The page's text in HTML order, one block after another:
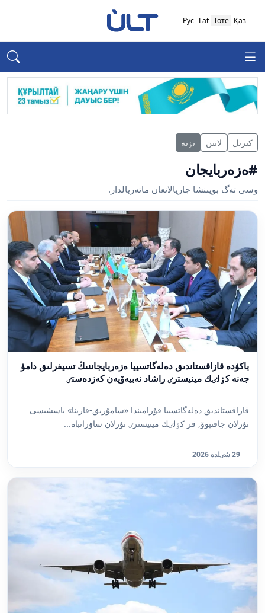
Қаз
Төте
Lat
Рус
كىرىل لاتىن تٶتە
#ەزەربايجان
وسى تەگ بويىنشا جاريالانعان ماتەريالدار.
باكۋدە قازاقستاندىق دەلەگاتسييا ەزەربايجاننىڭ تسيفرلىق دامۋ
جەنە كٶلٸك مينيسترٸ راشاد نەبيەۆپەن كەزدەستٸ
قازاقستاندىق دەلەگاتسييا قۇرامىندا «سامۇرىق-قازىنا» باسشىسى
نۇرلان جاقىپوۆ, قر كٶلٸك مينيسترٸ نۇرلان ساۋرانباە...
29 شٸلدە 2026